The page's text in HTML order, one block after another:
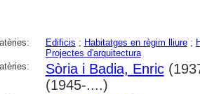
Edificis ; Habitatges en règim lliure;
Projectes d'arquitectura
Sòria i Badia, Enric
(1945-....)